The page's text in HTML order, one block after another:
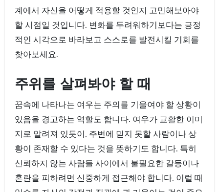
계에서 자신을 어떻게 적용할 것인지 고민해보아야
할 시점일 것입니다. 변화를 두려워하기보다는 긍정
적인 시각으로 바라보고 스스로를 발전시킬 기회를
찾아보세요.
주위를 살펴봐야 할 때
꿈속에 나타나는 여우는 주의를 기울여야 할 상황이
있음을 경고하는 역할도 합니다. 여우가 교활한 이미
지로 알려져 있듯이, 주변에 믿지 못할 사람이나 상
황이 존재할 수 있다는 것을 뜻하기도 합니다. 특히
신뢰하지 않는 사람들 사이에서 불필요한 갈등이나
혼란을 피하려면 신중하게 접근해야 합니다. 이럴 때